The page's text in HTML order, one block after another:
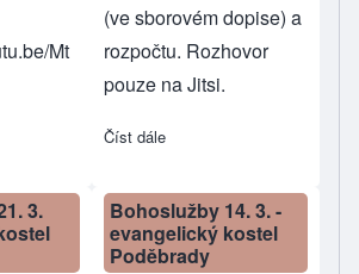
Mt
shromáždění
(ve sborovém dopise) a
rozpočtu. Rozhovor
pouze na Jitsi.
Číst dále
3.
Bohoslužby 14. 3. -
evangelický kostel
Poděbrady